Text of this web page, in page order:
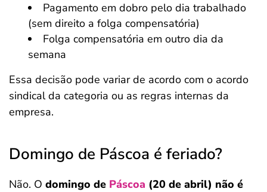
Pagamento em dobro pelo dia trabalhado
(sem direito a folga compensatória)
Folga compensatória em outro dia da
semana
Essa decisão pode variar de acordo com o acordo
sindical da categoria ou as regras internas da
empresa.
Domingo de Páscoa é feriado?
Não. O domingo de Páscoa (20 de abril) não é